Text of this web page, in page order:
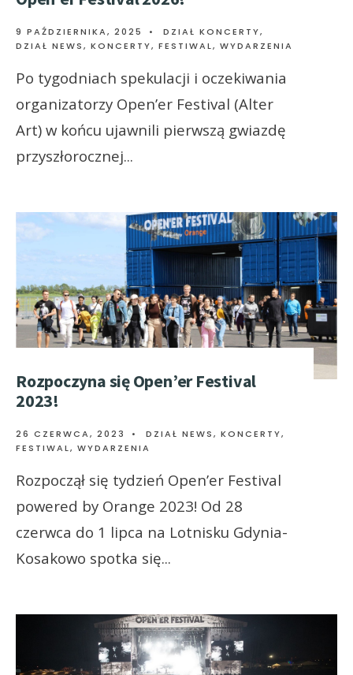
9 PAŹDZIERNIKA, 2025 • DZIAŁ KONCERTY,
DZIAŁ NEWS, KONCERTY, FESTIWAL, WYDARZENIA
Po tygodniach spekulacji i oczekiwania
organizatorzy Open’er Festival (Alter
Art) w końcu ujawnili pierwszą gwiazdę
przyszłorocznej...
Rozpoczyna się Open’er Festival
2023!
26 CZERWCA, 2023 • DZIAŁ NEWS, KONCERTY,
FESTIWAL, WYDARZENIA
Rozpoczął się tydzień Open’er Festival
powered by Orange 2023! Od 28
czerwca do 1 lipca na Lotnisku Gdynia-
Kosakowo spotka się...